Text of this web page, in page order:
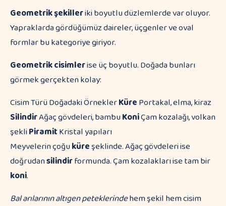
Geometrik şekilleriki boyutlu düzlemlerde var oluyor.
Yapraklarda gördüğümüz daireler, üçgenler ve oval
formlar bu kategoriye giriyor.
Geometrik cisimlerise üç boyutlu. Doğada bunları
görmek gerçekten kolay:
Cisim Türü Doğadaki ÖrneklerKürePortakal, elma, kiraz
SilindirAğaç gövdeleri, bambuKoniÇam kozalağı, volkan
şekliPiramitKristal yapıları
Meyvelerin çoğuküreşeklinde. Ağaç gövdeleri ise
doğrudansilindirformunda. Çam kozalakları ise tam bir
koni.
Bal arılarının altıgen peteklerindehem şekil hem cisim